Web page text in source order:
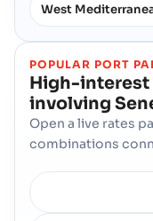
West
POPULAR PORT
High-
involving
Open a live rates
combinations